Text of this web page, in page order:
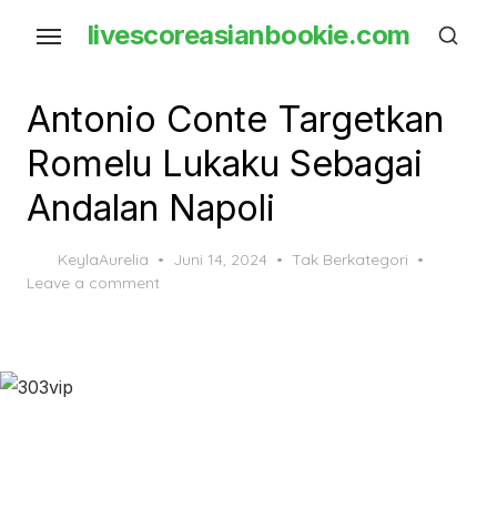
content
livescoreasianbookie.com
Antonio Conte Targetkan
Romelu Lukaku Sebagai
Andalan Napoli
KeylaAurelia
Posted
Juni 14, 2024
Tak Berkategori
Leave a comment